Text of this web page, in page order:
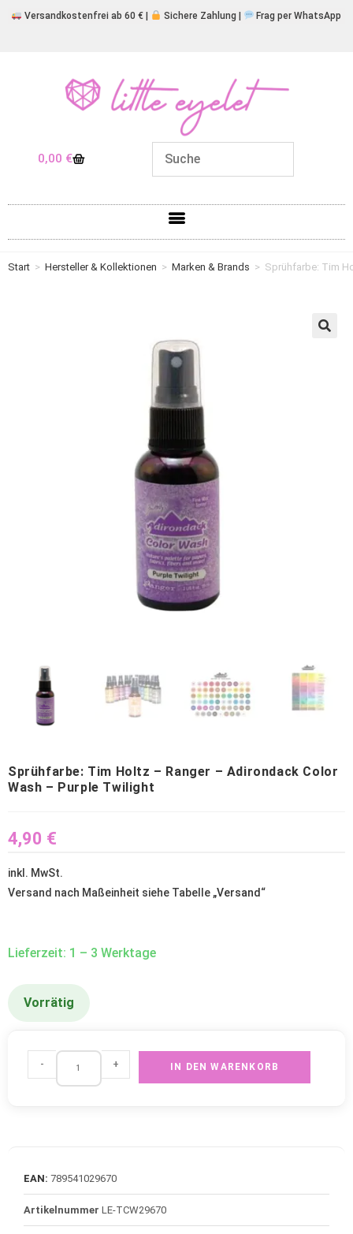
Versandkostenfrei ab 60 € | Sichere Zahlung | Frag per WhatsApp
0,00 €
Start > Hersteller & Kollektionen > Marken & Brands > Sprühfarbe: Tim
Sprühfarbe: Tim Holtz – Ranger – Adirondack Color
Wash – Purple Twilight
4,90 €
inkl. MwSt.
Versand nach Maßeinheit siehe Tabelle „Versand “
Lieferzeit: 1 – 3 Werktage
Vorrätig
- + IN DEN WARENKORB
EAN: 789541029670
Artikelnummer LE-TCW29670